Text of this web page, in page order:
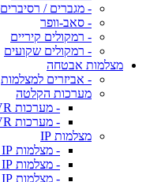
- מגברים / רסיברים
- סאב-וופר
- רמקולים קיריים
- רמקולים שקועים
מצלמות אבטחה
- אביזרים למצלמות
מערכות הקלטה
- מערכות NVR
- מערכות XVR
מצלמות IP
- מצלמות DAHUA IP
- מצלמות HIKVISION IP
- מצלמות UNIVIEW IP